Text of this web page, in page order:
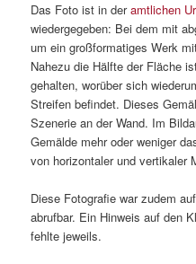
Das Foto ist in deramtlichen
wiedergegeben: Bei dem mit
um ein großformatiges Werk
Nahezu die Hälfte der Fläche
gehalten, worüber sich
Streifen befindet. Dieses
Szenerie an der Wand. Im
Gemälde mehr oder weniger
von horizontaler und vertikaler
Diese Fotografie war zudem
abrufbar. Ein Hinweis auf den
fehlte jeweils.